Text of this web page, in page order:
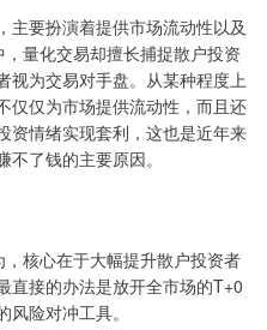
主要扮演着提供市场流动性以及
量化交易却擅长捕捉散户投资
视为交易对手盘。从某种程度上
仅仅为市场提供流动性，而且还
资情绪实现套利，这也是近年来
了钱的主要原因。
核心在于大幅提升散户投资者
直接的办法是放开全市场的T+0
险对冲工具。